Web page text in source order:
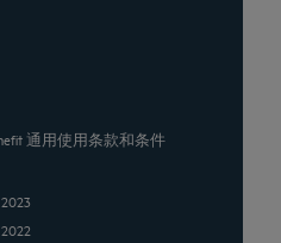
通用使用条款和条件